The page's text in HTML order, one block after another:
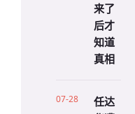
来了
后才
知道
真相
07-28
任达